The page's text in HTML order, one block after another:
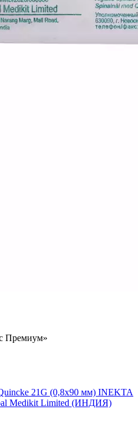
Премиум»
21G (0,8х90 мм) INEKTA
Medikit Limited (ИНДИЯ)